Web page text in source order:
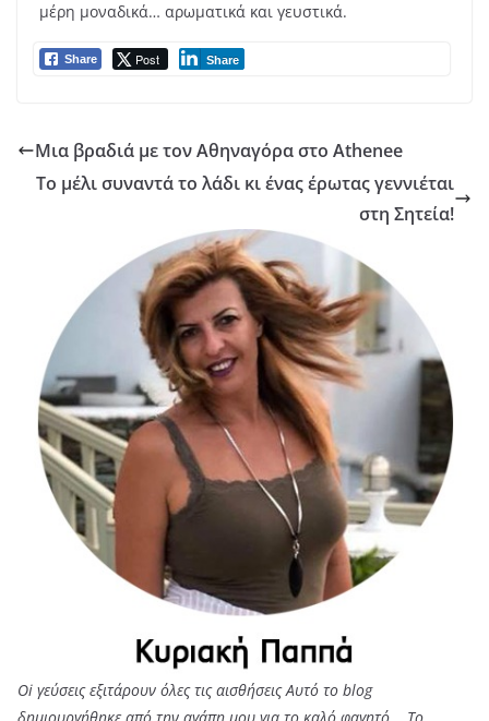
μέρη μοναδικά… αρωματικά και γευστικά.
Share Post Share
Μια βραδιά με τον Αθηναγόρα στο Athenee
Το μέλι συναντά το λάδι κι ένας έρωτας γεννιέται
στη Σητεία!
Oi γεύσεις εξιτάρουν όλες τις αισθήσεις Αυτό το blog
δημιουργήθηκε από την αγάπη μου για το καλό φαγητό... Tο